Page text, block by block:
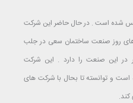
دیزاین در سال 1395 تاسیس شده است . در حال حاضر این شرکت
های روز صنعت ساختمان سعی در جلب
در این صنعت را دارد . این شرکت
و توانسته تا بحال با شرکت های
کند.